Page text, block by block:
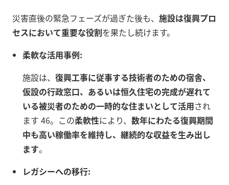
災害直後の緊急フェーズが過ぎた後も、 施設は復興プロ
セスにおいて重要な役割を果たし続けます。
柔軟な活用事例:
施設は、 復興工事に従事する技術者のための宿舎、
仮設の行政窓口、あるいは恒久住宅の完成が遅れて
いる被災者のための一時的な住まいとして活用され
ます 46。この柔軟性により、 数年にわたる復興期間
中も高い稼働率を維持し、継続的な収益を生み出し
ます。
レガシーへの移行: